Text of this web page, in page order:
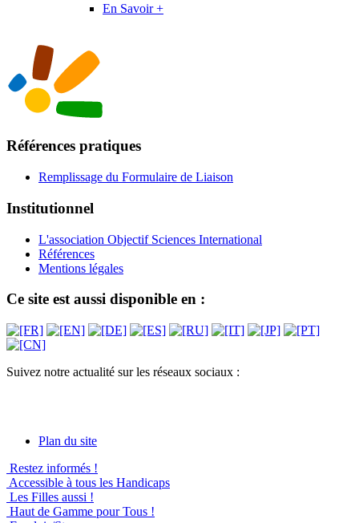
En Savoir +
Références pratiques
Remplissage du Formulaire de Liaison
Institutionnel
L'association Objectif Sciences International
Références
Mentions légales
Ce site est aussi disponible en :
Suivez notre actualité sur les réseaux sociaux :
Plan du site
Restez informés !
Accessible à tous les Handicaps
Les Filles aussi !
Haut de Gamme pour Tous !